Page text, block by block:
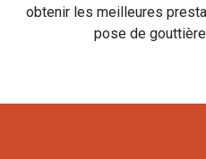
obtenir les meilleures
pose de